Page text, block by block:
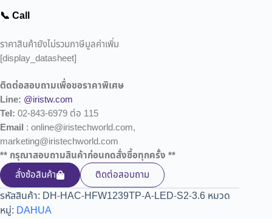
📞 Call
ราคาสินค้ายังไม่รวมภาษีมูลค่าเพิ่ม
[display_datasheet]
ติดต่อสอบถามเพื่อขอราคาพิเศษ
Line: @iristw.com
Tel: 02-843-6979 ต่อ 115
Email : online@iristechworld.com,
marketing@iristechworld.com
** กรุณาสอบถามสินค้าก่อนกดสั่งซื้อทุกครั้ง **
สั่งซ้อสินค้า
ติดต่อสอบถาม
รหัสสินค้า: DH-HAC-HFW1239TP-A-LED-S2-3.6 หมวด
หมู่: DAHUA